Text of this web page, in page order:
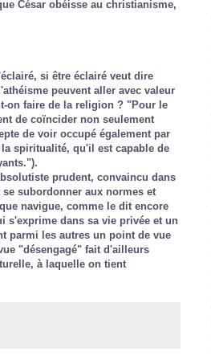
César obéisse au christianisme,
si être éclairé veut dire
peuvent aller avec valeur
on faire de la religion ? "Pour le
de coïncider non seulement
de voir occupé également par
spiritualité, qu'il est capable de
prudent, convaincu dans
subordonner aux normes et
navigue, comme le dit encore
s'exprime dans sa vie privée et un
parmi les autres un point de vue
"désengagé" fait d'ailleurs
à laquelle on tient